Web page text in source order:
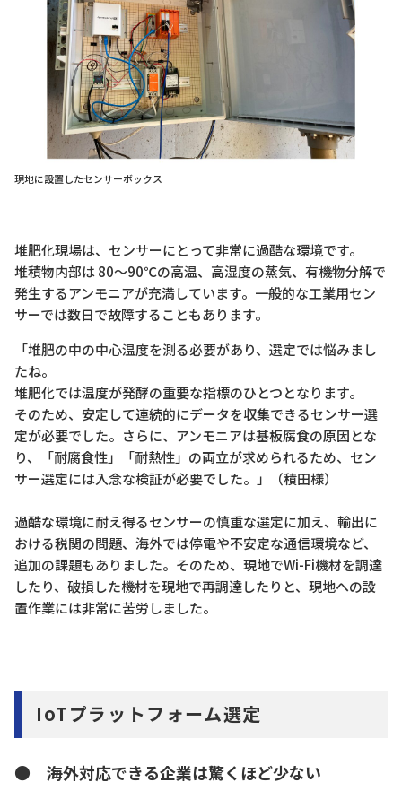
現地に設置したセンサーボックス
堆肥化現場は、センサーにとって非常に過酷な環境です。
堆積物内部は 80〜90℃の高温、高湿度の蒸気、有機物分解で
発生するアンモニアが充満しています。一般的な工業用セン
サーでは数日で故障することもあります。
「堆肥の中の中心温度を測る必要があり、選定では悩みまし
たね。
堆肥化では温度が発酵の重要な指標のひとつとなります。
そのため、安定して連続的にデータを収集できるセンサー選
定が必要でした。さらに、アンモニアは基板腐食の原因とな
り、「耐腐食性」「耐熱性」の両立が求められるため、セン
サー選定には入念な検証が必要でした。」（積田様）
過酷な環境に耐え得るセンサーの慎重な選定に加え、輸出に
おける税関の問題、海外では停電や不安定な通信環境など、
追加の課題もありました。そのため、現地でWi-Fi機材を調達
したり、破損した機材を現地で再調達したりと、現地への設
置作業には非常に苦労しました。
IoTプラットフォーム選定
● 海外対応できる企業は驚くほど少ない